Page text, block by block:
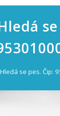
Hledá se pes. Čip: